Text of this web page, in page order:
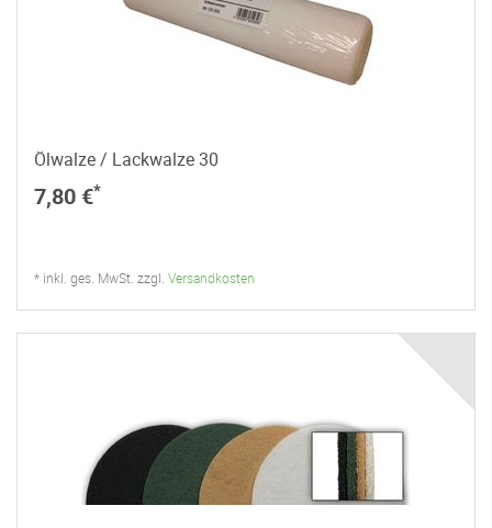
Ölwalze / Lackwalze 30
7,80 €*
* inkl. ges. MwSt. zzgl. Versandkosten